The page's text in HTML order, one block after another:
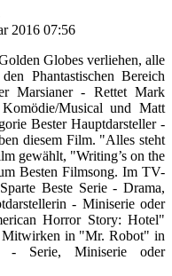
2016 07:56
Globes verliehen, alle
Phantastischen Bereich
Marsianer - Rettet Mark
Musical und Matt
Bester Hauptdarsteller -
diesem Film. "Alles steht
gewählt, "Writing’s on the
Besten Filmsong. Im TV-
Beste Serie - Drama,
- Miniserie oder
Horror Story: Hotel"
Mitwirken in "Mr. Robot" in
- Serie, Miniserie oder